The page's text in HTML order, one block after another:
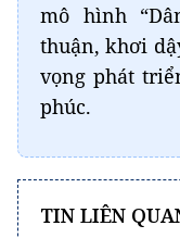
mô hình
thuận, khơi
vọng phát
phúc.
TIN LIÊN